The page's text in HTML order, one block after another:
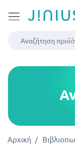
Αρχική